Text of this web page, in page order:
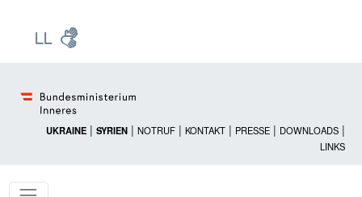
UKRAINE | SYRIEN | NOTRUF | KONTAKT | PRESSE | DOWNLOADS |
LINKS